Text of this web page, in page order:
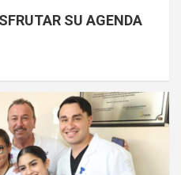
SU AGENDA